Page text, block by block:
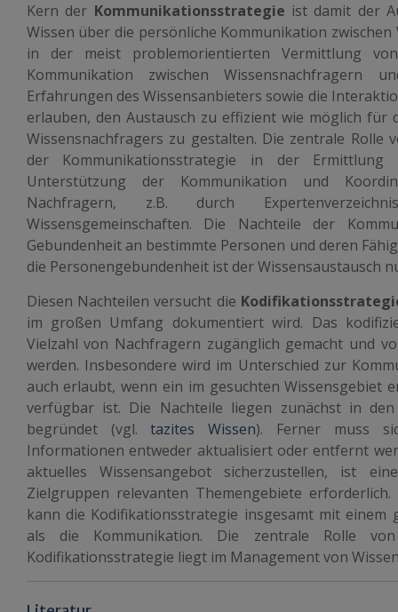
Kern der Kommunikationsstrategie ist damit der
Wissen über die persönliche Kommunikation
in der meist problemorientierten Vermittlung
Kommunikation zwischen Wissensnachfragern
Erfahrungen des Wissensanbieters sowie die
erlauben, den Austausch zu effizient wie möglich für
Wissensnachfragers zu gestalten. Die zentrale Rolle
der Kommunikationsstrategie in der
Unterstützung der Kommunikation und
Nachfragern, z.B. durch
Wissensgemeinschaften. Die Nachteile der
Gebundenheit an bestimmte Personen und deren
die Personengebundenheit ist der Wissensaustausch
Diesen Nachteilen versucht die
im großen Umfang dokumentiert wird. Das
Vielzahl von Nachfragern zugänglich gemacht und
werden. Insbesondere wird im Unterschied zur
auch erlaubt, wenn ein im gesuchten Wissensgebiet
verfügbar ist. Die Nachteile liegen zunächst in
begründet (vgl.tazites Wissen). Ferner muss
Informationen entweder aktualisiert oder entfernt
aktuelles Wissensangebot sicherzustellen, ist
Zielgruppen relevanten Themengebiete
kann die Kodifikationsstrategie insgesamt mit
als die Kommunikation. Die zentrale Rolle
Kodifikationsstrategie liegt im Management von